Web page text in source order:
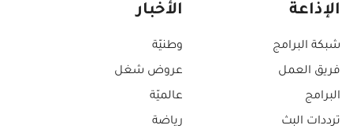
الإذاعة
شبكة البرامج
فريق العمل
البرامج
ترددات البث
الأخبار
وطنيّة
عروض شغل
عالميّة
رياضة